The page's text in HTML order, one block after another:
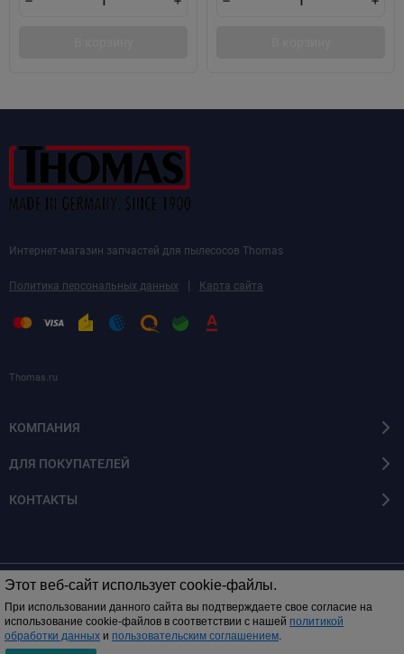
Этот веб-сайт использует cookie-файлы.
При использовании данного сайта вы подтверждаете свое согласие на
использование cookie-файлов в соответствии с нашей политикой
обработки данных и пользовательским соглашением.
Интернет-магазин запчастей для пылесосов Thomas
Политика персональных данных | Карта сайта
Thomas.ru
КОМПАНИЯ
ДЛЯ ПОКУПАТЕЛЕЙ
КОНТАКТЫ
0